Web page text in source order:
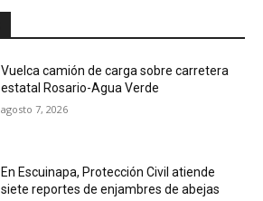
Vuelca camión de carga sobre carretera
estatal Rosario-Agua Verde
agosto 7, 2026
En Escuinapa, Protección Civil atiende
siete reportes de enjambres de abejas